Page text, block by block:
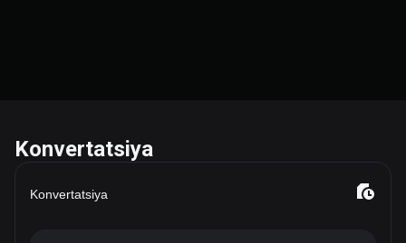
Konvertatsiya
Konvertatsiya